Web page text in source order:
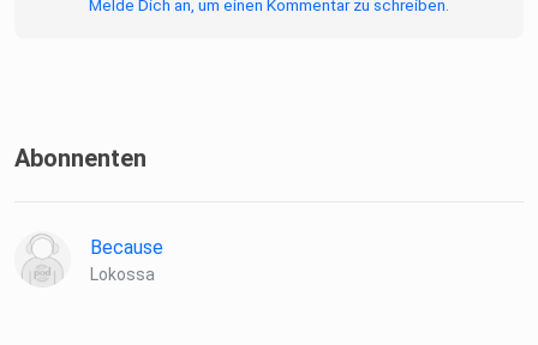
Melde Dich an, um einen Kommentar zu schreiben.
Abonnenten
Because
Lokossa